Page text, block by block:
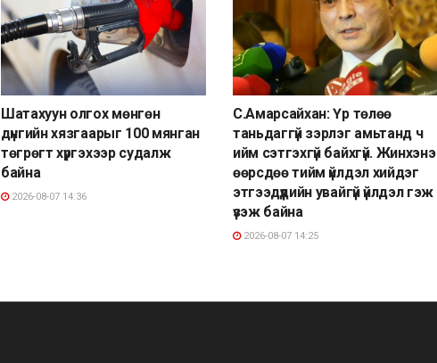
Шатахуун олгох мөнгөн
дүнгийн хязгаарыг 100 мянган
төгрөгт хүргэхээр судалж
байна
2026-08-07 14:36
С.Амарсайхан: Үр төлөө
таньдаггүй зэрлэг амьтанд ч
ийм сэтгэхгүй байхгүй. Жинхэнэ
өөрсдөө тийм үйлдэл хийдэг
этгээдүүдийн увайгүй үйлдэл гэж
үзэж байна
2026-08-07 14:25